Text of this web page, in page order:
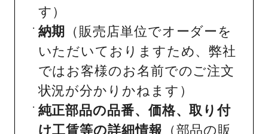
す）
納期
（販売店単位でオーダーを
いただいておりますため、弊社
ではお客様のお名前でのご注文
状況が分かりかねます）
純正部品の品番、価格、取り付
け工賃等の詳細情報 （部品の販